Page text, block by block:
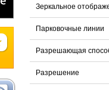
Зеркальное
Парковочные линии
Разрешающая
Разрешение